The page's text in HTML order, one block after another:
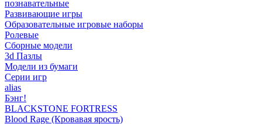
познавательные
Развивающие игры
Образовательные игровые наборы
Ролевые
Сборные модели
3d Пазлы
Модели из бумаги
Серии игр
alias
Бэнг!
BLACKSTONE FORTRESS
Blood Rage (Кровавая ярость)